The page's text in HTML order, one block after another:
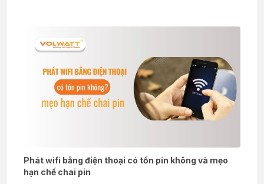
Phát wifi bằng điện thoại có tốn pin không và mẹo
hạn chế chai pin